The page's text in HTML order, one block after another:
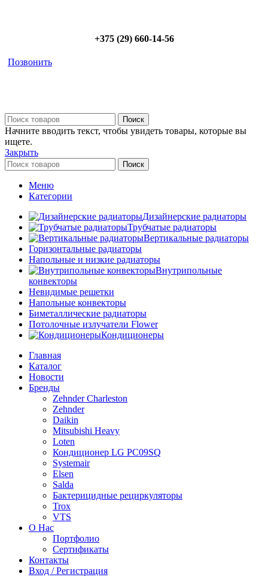
+375 (29) 660-14-56
Позвонить
Поиск
Начните вводить текст, чтобы увидеть товары, которые вы
ищете.
Закрыть
Поиск
Меню
Категории
Дизайнерские радиаторы
Трубчатые радиаторы
Вертикальные радиаторы
Горизонтальные радиаторы
Напольные и низкие радиаторы
Внутрипольные
конвекторы
Невидимые решетки
Напольные конвекторы
Биметаллические радиаторы
Потолочные излучатели Flower
Кондиционеры
Главная
Каталог
Новости
Бренды
Zehnder Charleston
Zehnder
Daikin
Mitsubishi Heavy
Loten
Кондиционер LG PC09SQ
Systemair
Elsen
Salda
Бактерицидные рециркуляторы
Trox
VTS
О Нас
Портфолио
Сертификаты
Контакты
Вход / Регистрация